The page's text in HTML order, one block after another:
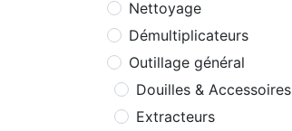
Nettoyage
Démultiplicateurs
Outillage général
Douilles & Accessoires
Extracteurs